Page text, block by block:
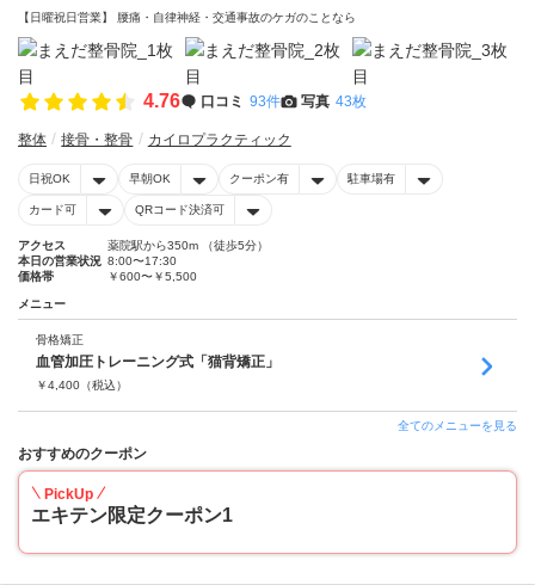
【日曜祝日営業】 腰痛・自律神経・交通事故のケガのことなら
4.76 口コミ 93件 写真 43枚
整体 接骨・整骨 カイロプラクティック
日祝OK 早朝OK クーポン有 駐車場有
カード可 QRコード決済可
アクセス
薬院駅から350m （徒歩5分）
本日の営業状況 8:00〜17:30
価格帯
￥600〜￥5,500
メニュー
骨格矯正
血管加圧トレーニング式「猫背矯正」
￥4,400 （税込）
全てのメニューを見る
おすすめのクーポン
PickUp
エキテン限定クーポン1